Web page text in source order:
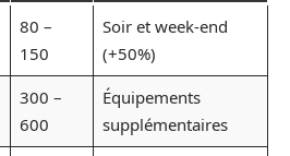
80 –
150
Soir et week-end
(+50%)
300 –
600
Équipements
supplémentaires